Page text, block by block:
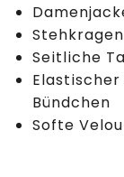
Stehkragen
Seitliche
Bündchen
Softe